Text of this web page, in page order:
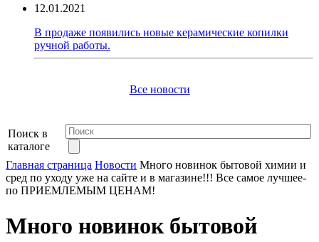
12.01.2021
В продаже появились новые керамические копилки
ручной работы.
Все новости
Поиск в
каталоге
Главная страница Новости Много новинок бытовой химии и
сред по уходу уже на сайте и в магазине!!! Все самое лучшее-
по ПРИЕМЛЕМЫМ ЦЕНАМ!
Много новинок бытовой